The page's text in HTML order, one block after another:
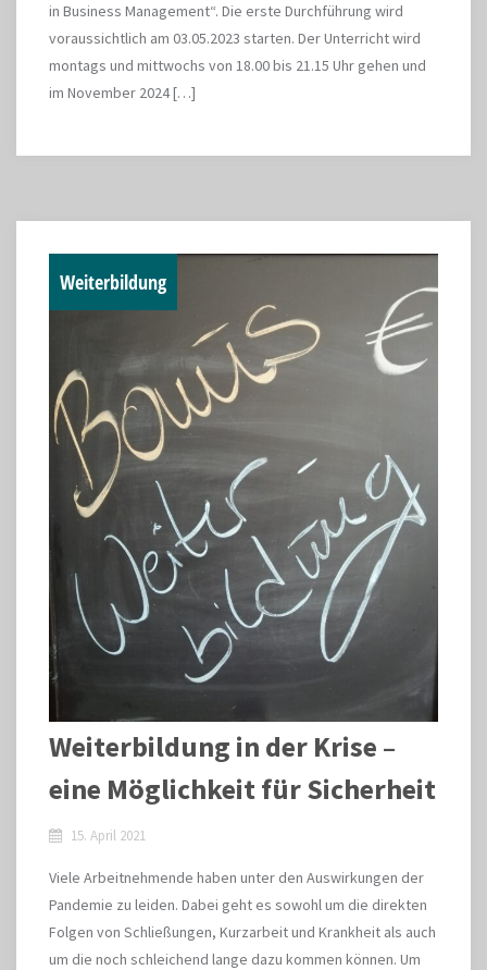
in Business Management“. Die erste Durchführung wird
voraussichtlich am 03.05.2023 starten. Der Unterricht wird
montags und mittwochs von 18.00 bis 21.15 Uhr gehen und
im November 2024 […]
Weiterbildung
Weiterbildung in der Krise –
eine Möglichkeit für Sicherheit
15. April 2021
Viele Arbeitnehmende haben unter den Auswirkungen der
Pandemie zu leiden. Dabei geht es sowohl um die direkten
Folgen von Schließungen, Kurzarbeit und Krankheit als auch
um die noch schleichend lange dazu kommen können. Um